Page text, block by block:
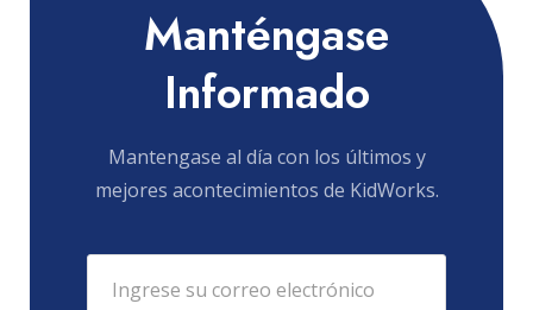
Manténgase
Informado
Mantengase al día con los últimos y
mejores acontecimientos de KidWorks.